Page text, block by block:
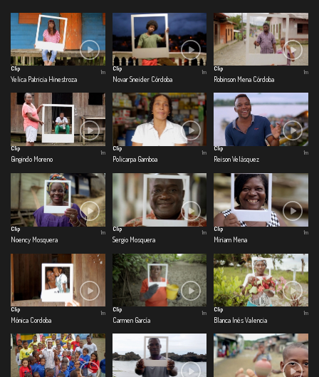
Clip
Yelica Patricia Hinestroza
1m
Clip
Novar Sneider Córdoba
1m
Clip
Robinson Mena Córdoba
1m
Clip
Gingindo Moreno
1m
Clip
Policarpa Gamboa
1m
Clip
Reison Velásquez
1m
Clip
Noency Mosquera
1m
Clip
Sergio Mosquera
1m
Clip
Miriam Mena
1m
Clip
Mónica Cordoba
1m
Clip
Carmen García
1m
Clip
Blanca Inés Valencia
1m